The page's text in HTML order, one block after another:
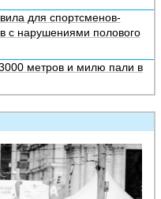
для спортсменов-
с нарушениями полового
метров и милю пали в